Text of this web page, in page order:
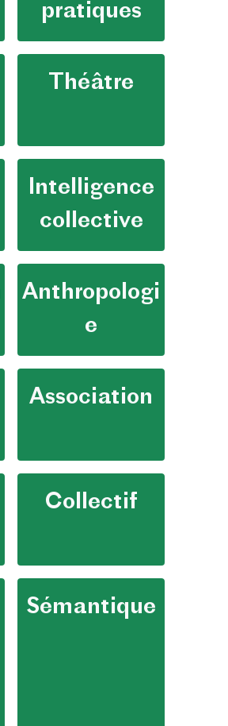
pratiques
Théâtre
Intelligence
collective
Anthropologi
e
Association
Collectif
Sémantique